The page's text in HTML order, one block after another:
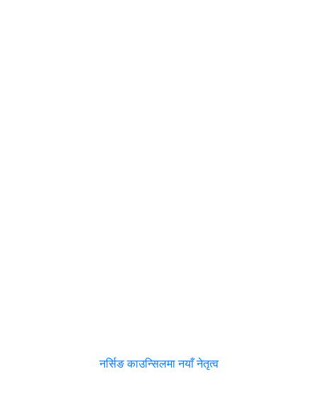
नर्सिङ काउन्सिलमा नयाँ नेतृत्व